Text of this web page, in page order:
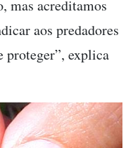
mas acreditamos
aos predadores
proteger”, explica